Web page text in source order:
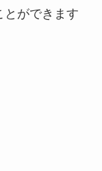
とができます